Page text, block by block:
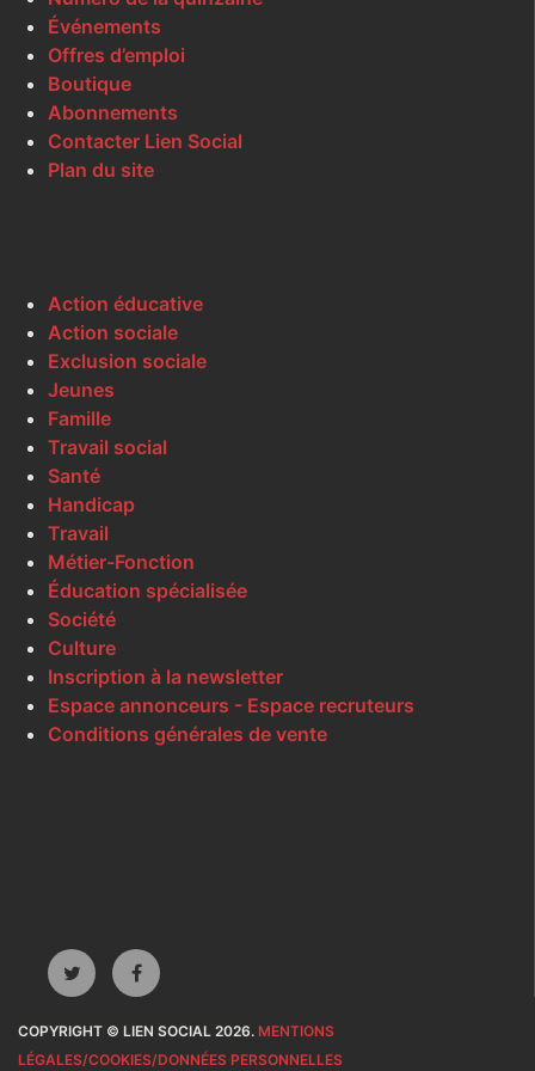
Événements
Offres d’emploi
Boutique
Abonnements
Contacter Lien Social
Plan du site
Action éducative
Action sociale
Exclusion sociale
Jeunes
Famille
Travail social
Santé
Handicap
Travail
Métier-Fonction
Éducation spécialisée
Société
Culture
Inscription à la newsletter
Espace annonceurs - Espace recruteurs
Conditions générales de vente
COPYRIGHT © LIEN SOCIAL 2026. MENTIONS
LÉGALES/COOKIES/DONNÉES PERSONNELLES